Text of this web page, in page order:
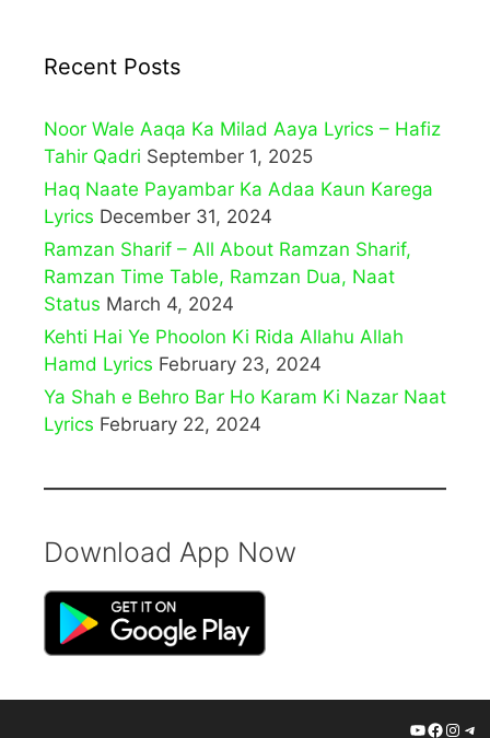
Recent Posts
Noor Wale Aaqa Ka Milad Aaya Lyrics – Hafiz
Tahir Qadri September 1, 2025
Haq Naate Payambar Ka Adaa Kaun Karega
Lyrics December 31, 2024
Ramzan Sharif – All About Ramzan Sharif,
Ramzan Time Table, Ramzan Dua, Naat
Status March 4, 2024
Kehti Hai Ye Phoolon Ki Rida Allahu Allah
Hamd Lyrics February 23, 2024
Ya Shah e Behro Bar Ho Karam Ki Nazar Naat
Lyrics February 22, 2024
Download App Now
YouTube